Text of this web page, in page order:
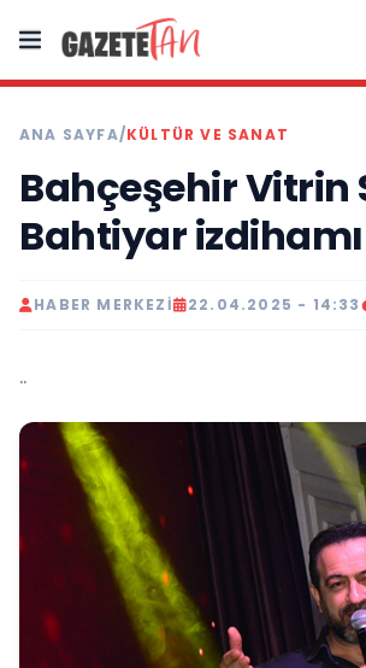
ANA SAYFA/KÜLTÜR VE SANAT
Bahçeşehir Vitrin
Bahtiyar izdihamı
HABER MERKEZI 22.04.2025 - 14:33
..